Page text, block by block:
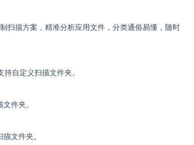
扫描方案，精准分析应用文件，分类通俗易懂，随时
自定义扫描文件夹。
件夹。
文件夹。